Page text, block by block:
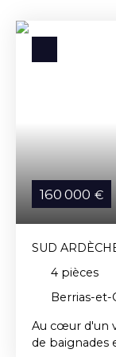
160 000 €
SUD
MAISON DE
4 pièces
Berrias-et-
Au cœur d'un
de baignades